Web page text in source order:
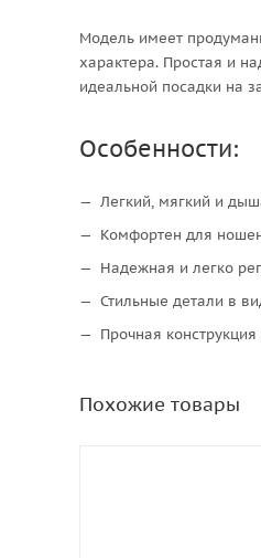
Модель имеет
характера. Простая и
идеальной посадки на
Особенности:
Легкий, мягкий и
Комфортен для
Надежная и легко
Стильные детали в
Прочная
Похожие товары